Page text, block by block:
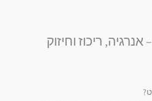
נוטרי בוסט | Nutri D – אנרגיה, ריכוז וחיזוק